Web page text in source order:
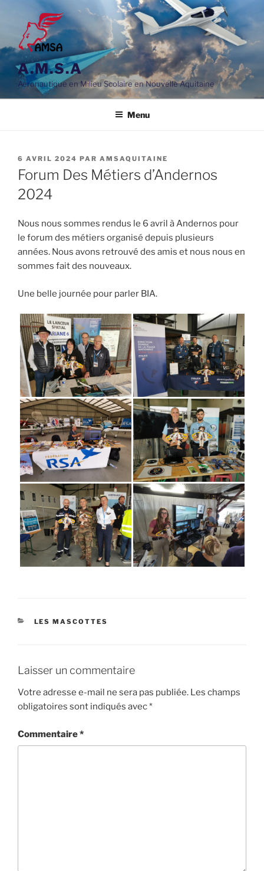
contenu
principal
A.M.S.A
Aéronautique en Milieu Scolaire en Nouvelle Aquitaine
Menu
PUBLIÉ
LE
6 AVRIL 2024 PAR AMSAQUITAINE
Forum Des Métiers d’Andernos
2024
Nous nous sommes rendus le 6 avril à Andernos pour
le forum des métiers organisé depuis plusieurs
années. Nous avons retrouvé des amis et nous nous en
sommes fait des nouveaux.
Une belle journée pour parler BIA.
CATÉGORIES
LES MASCOTTES
Laisser un commentaire
Votre adresse e-mail ne sera pas publiée. Les champs
obligatoires sont indiqués avec*
Commentaire*